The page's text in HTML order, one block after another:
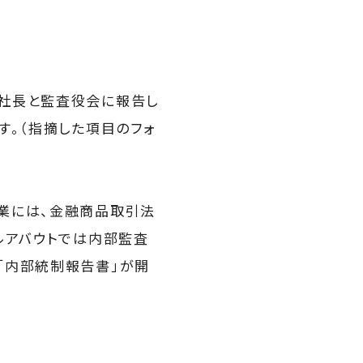
長と監査役会に報告し
（指摘した項目のフォ
には、金融商品取引法
アバウトでは内部監査
部統制報告書」が開